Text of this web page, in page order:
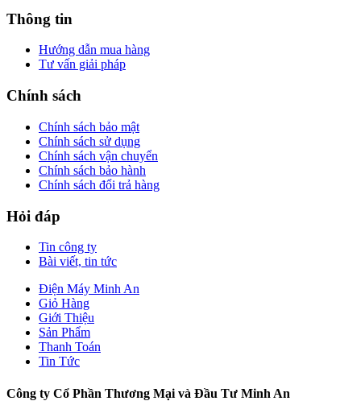
Thông tin
Hướng dẫn mua hàng
Tư vấn giải pháp
Chính sách
Chính sách bảo mật
Chính sách sử dụng
Chính sách vận chuyển
Chính sách bảo hành
Chính sách đổi trả hàng
Hỏi đáp
Tin công ty
Bài viết, tin tức
Điện Máy Minh An
Giỏ Hàng
Giới Thiệu
Sản Phẩm
Thanh Toán
Tin Tức
Công ty Cổ Phần Thương Mại và Đầu Tư Minh An